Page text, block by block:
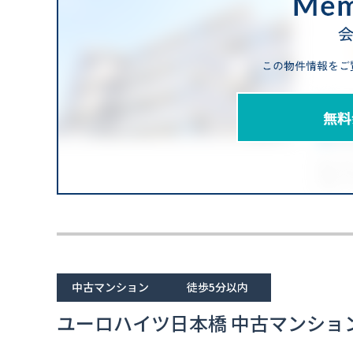
中古マンション 徒歩5分以内
ユーロハイツ日本橋 中古マンショ